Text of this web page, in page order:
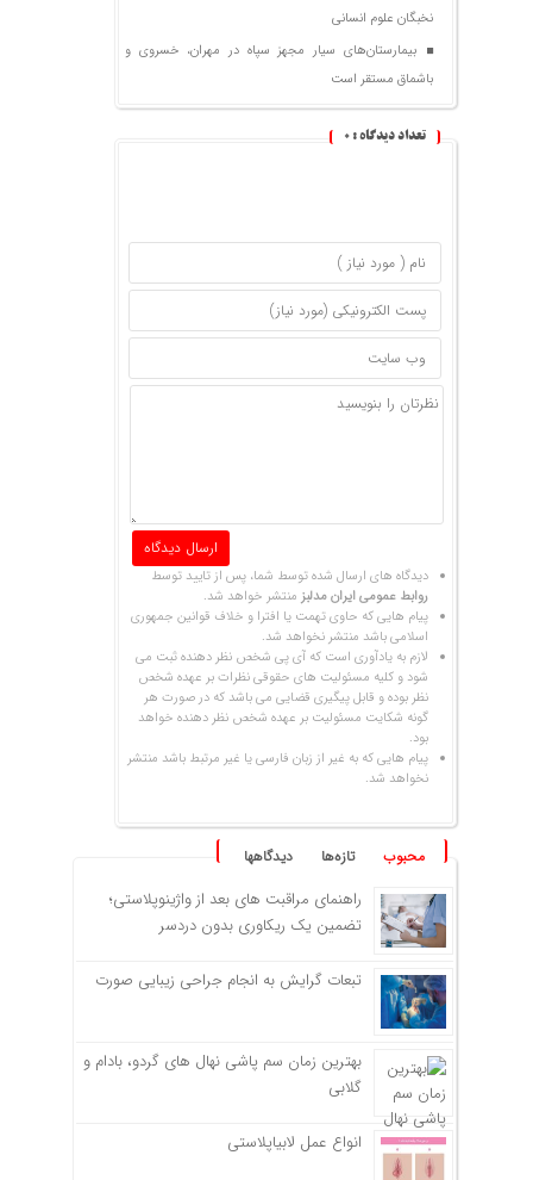
نخبگان علوم انسانی
بیمارستان‌های سیار مجهز سپاه در مهران، خسروی و
باشماق مستقر است
تعداد دیدگاه : 0
دیدگاه های ارسال شده توسط شما، پس از تایید توسط
روابط عمومی ایران مدلبز منتشر خواهد شد.
پیام هایی که حاوی تهمت یا افترا و خلاف قوانین جمهوری
اسلامی باشد منتشر نخواهد شد.
لازم به یادآوری است که آی پی شخص نظر دهنده ثبت می
شود و کلیه مسئولیت های حقوقی نظرات بر عهده شخص
نظر بوده و قابل پیگیری قضایی می باشد که در صورت هر
گونه شکایت مسئولیت بر عهده شخص نظر دهنده خواهد
بود.
پیام هایی که به غیر از زبان فارسی یا غیر مرتبط باشد منتشر
نخواهد شد.
محبوب تازه‌ها دیدگاهها
راهنمای مراقبت های بعد از واژینوپلاستی؛
تضمین یک ریکاوری بدون دردسر
تبعات گرایش به انجام جراحی زیبایی صورت
بهترین زمان سم پاشی نهال های گردو، بادام و
گلابی
انواع عمل لابیاپلاستی